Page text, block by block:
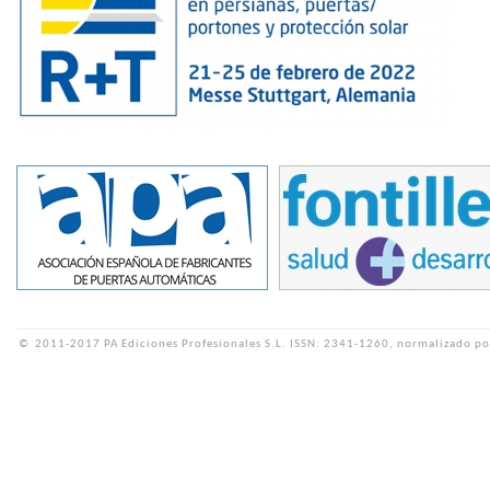
© 2011-2017 PA Ediciones Profesionales S.L. ISSN: 2341-1260, normalizado